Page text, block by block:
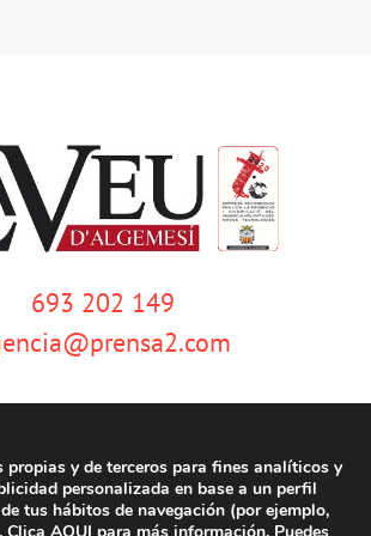
693 202 149
propias y de terceros para fines analíticos y
personalizada en base a un perfil
tus hábitos de navegación (por ejemplo,